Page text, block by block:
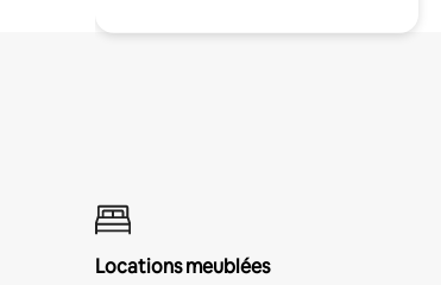
Locations meublées